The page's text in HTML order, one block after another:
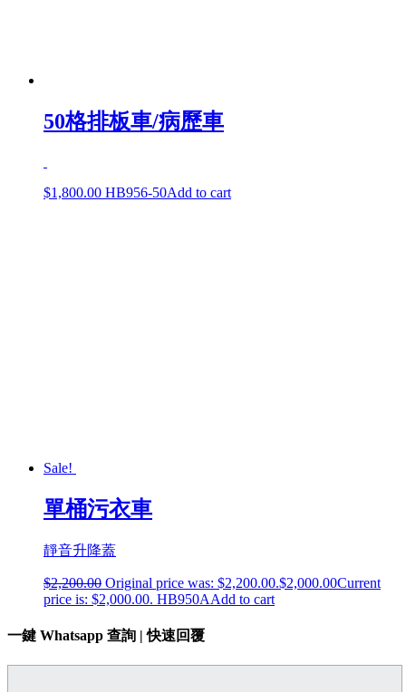
50格排板車/病歷車
$1,800.00 HB956-50Add to cart
Sale!
單桶污衣車
靜音升降蓋
$2,200.00 Original price was: $2,200.00.$2,000.00Current
price is: $2,000.00. HB950AAdd to cart
一鍵 Whatsapp 查詢 | 快速回覆